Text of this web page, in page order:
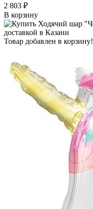
2 803 ₽
В корзину
Товар добавлен в корзину!